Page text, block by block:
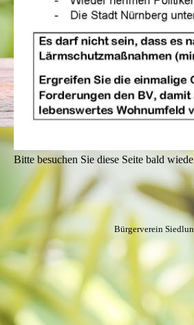
Bitte besuchen Sie diese Seite bald
Bürgerverein